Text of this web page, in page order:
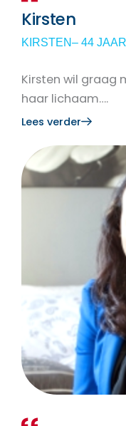
Kirsten
KIRSTEN– 44 JAAR
Kirsten wil graag
haar lichaam….
Lees verder